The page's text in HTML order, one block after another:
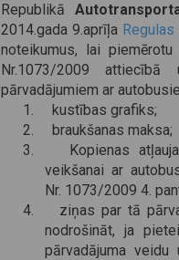
Republikā
2014.gada 9.aprīļa
noteikumus, lai
Nr.1073/2009 attiecībā
pārvadājumiem ar
1. kustības grafiks;
2. braukšanas maksa;
3. Kopienas atļaujas
veikšanai ar
Nr. 1073/2009 4.
4. ziņas par tā
nodrošināt, ja
pārvadājuma